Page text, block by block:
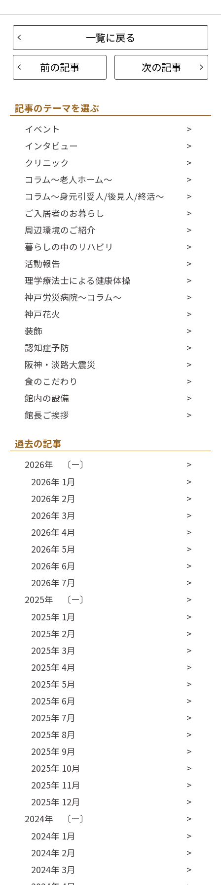
一覧に戻る
前の記事
次の記事
記事のテーマを選ぶ
イベント
インタビュー
クリニック
コラム～老人ホーム～
コラム～身元引受人/後見人/終活～
ご入居者のお暮らし
周辺環境のご紹介
暮らしの中のリハビリ
活動報告
理学療法士による健康体操
神戸労災病院～コラム～
神戸花火
装飾
認知症予防
阪神・淡路大震災
食のこだわり
館内の設備
館長ご挨拶
過去の記事
2026年 〔ー〕
2026年 1月
2026年 2月
2026年 3月
2026年 4月
2026年 5月
2026年 6月
2026年 7月
2025年 〔ー〕
2025年 1月
2025年 2月
2025年 3月
2025年 4月
2025年 5月
2025年 6月
2025年 7月
2025年 8月
2025年 9月
2025年 10月
2025年 11月
2025年 12月
2024年 〔ー〕
2024年 1月
2024年 2月
2024年 3月